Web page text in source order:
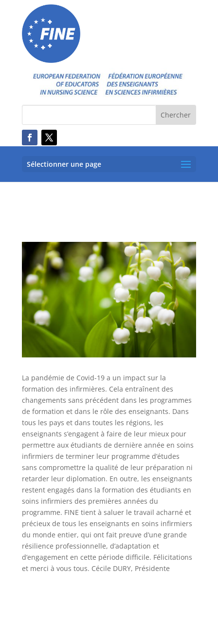
Sélectionner une page
La pandémie de Covid-19 a un impact sur la
formation des infirmières. Cela entraînent des
changements sans précédent dans les programmes
de formation et dans le rôle des enseignants. Dans
tous les pays et dans toutes les régions, les
enseignants s’engagent à faire de leur mieux pour
permettre aux étudiants de dernière année en soins
infirmiers de terminer leur programme d’études
sans compromettre la qualité de leur préparation ni
retarder leur diplomation. En outre, les enseignants
restent engagés dans la formation des étudiants en
soins infirmiers des premières années du
programme. FINE tient à saluer le travail acharné et
précieux de tous les enseignants en soins infirmiers
du monde entier, qui ont fait preuve d’une grande
résilience professionnelle, d’adaptation et
d’engagement en cette période difficile. Félicitations
et merci à vous tous. Cécile DURY, Présidente